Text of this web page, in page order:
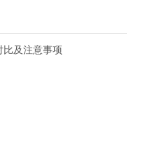
比及注意事项